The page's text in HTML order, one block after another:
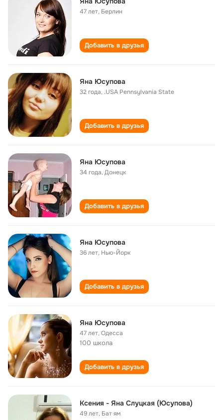
47 лет, Берлин
Добавить в друзья
Яна Юсупова
32 года, .USA Pennsylvania State
Добавить в друзья
Яна Юсупова
34 года,Донецк
Добавить в друзья
Яна Юсупова
36 лет, Нью-Йорк
Добавить в друзья
Яна Юсупова
47 лет,Одесса
100 школа
Добавить в друзья
Ксения - Яна Слуцкая (Юсупова)
49 лет, Бат ям